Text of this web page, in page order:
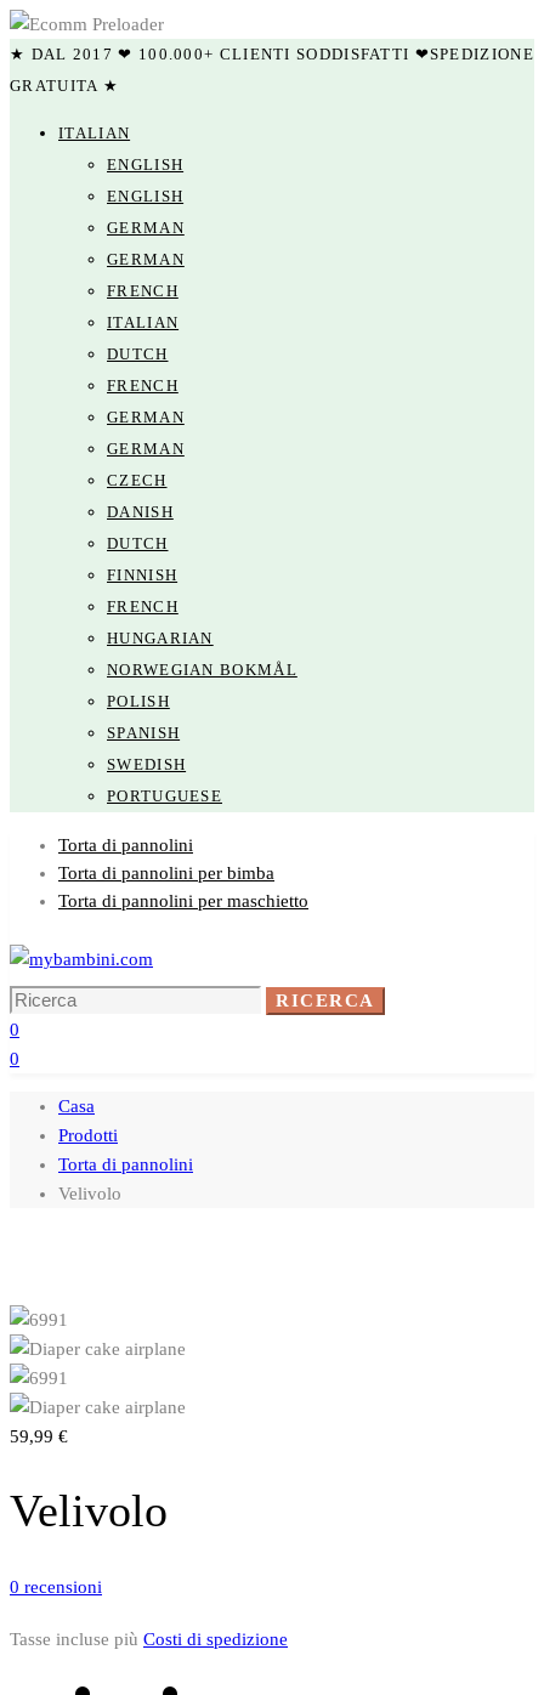
★ DAL 2017 ❤ 100.000+ CLIENTI SODDISFATTI ❤SPEDIZIONE
GRATUITA ★
ITALIAN
ENGLISH
ENGLISH
GERMAN
GERMAN
FRENCH
ITALIAN
DUTCH
FRENCH
GERMAN
GERMAN
CZECH
DANISH
DUTCH
FINNISH
FRENCH
HUNGARIAN
NORWEGIAN BOKMÅL
POLISH
SPANISH
SWEDISH
PORTUGUESE
Torta di pannolini
Torta di pannolini per bimba
Torta di pannolini per maschietto
Ricerca
per:
RICERCA
0
0
Casa
Prodotti
Torta di pannolini
Velivolo
59,99 €
Velivolo
0 recensioni
Tasse incluse più Costi di spedizione